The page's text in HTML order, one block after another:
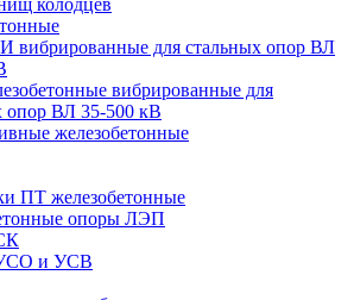
колодцев
вибрированные для стальных опор ВЛ
вибрированные для
опор ВЛ 35-500 кВ
железобетонные
ПТ железобетонные
опоры ЛЭП
и УСВ